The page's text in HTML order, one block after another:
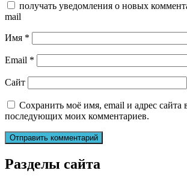
получать уведомления о новых
mail
Имя *
Email *
Сайт
Сохранить моё имя, email и адрес сайта
последующих моих комментариев.
Разделы сайта